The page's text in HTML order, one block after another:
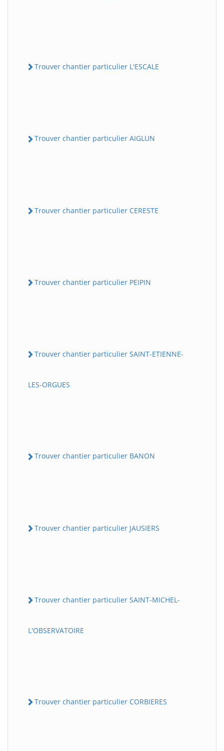
Trouver chantier particulier L'ESCALE
Trouver chantier particulier AIGLUN
Trouver chantier particulier CERESTE
Trouver chantier particulier PEIPIN
Trouver chantier particulier SAINT-ETIENNE-
LES-ORGUES
Trouver chantier particulier BANON
Trouver chantier particulier JAUSIERS
Trouver chantier particulier SAINT-MICHEL-
L'OBSERVATOIRE
Trouver chantier particulier CORBIERES